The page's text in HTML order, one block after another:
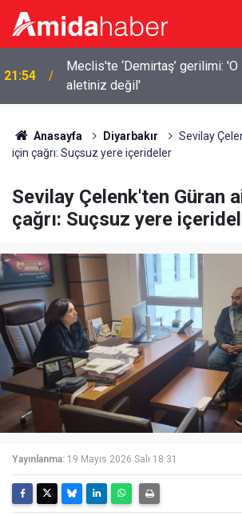
21:18
Elazığ’da 14 bin 894 afet
edildi
Anasayfa Diyarbakır
Sevilay
için çağrı: Suçsuz yere içerideler
Sevilay Çelenk'ten Güran
çağrı: Suçsuz yere
Yayınlanma: 19 Mayıs 2026 Salı 18:31